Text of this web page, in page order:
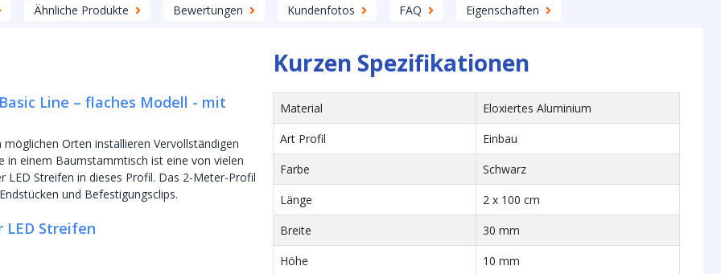
Ähnliche Produkte Bewertungen Kundenfotos FAQ Eigenschaften
Line – flaches Modell - mit
Orten installieren Vervollständigen
in einem Baumstammtisch ist eine von vielen
LED Streifen in dieses Profil. Das 2-Meter-Profil
und Befestigungsclips.
Streifen
Kurzen Spezifikationen
Material
Eloxiertes Aluminium
Art Profil
Einbau
Farbe
Schwarz
Länge
2 x 100 cm
Breite
30 mm
Höhe
10 mm